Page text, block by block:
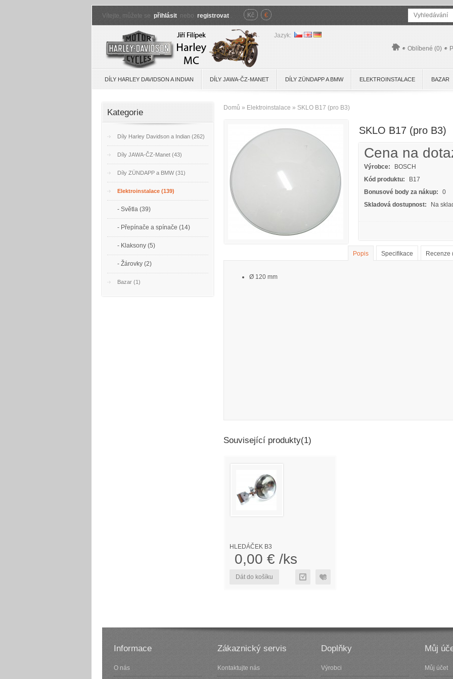
Vítejte, můžete se přihlásit nebo registrovat . Kč €
Jazyk:
Oblíbené (0)
DÍLY HARLEY DAVIDSON A INDIAN DÍLY JAWA-ČZ-MANET DÍLY ZÜNDAPP A BMW ELEKTROINSTALACE BAZAR
Kategorie
Díly Harley Davidson a Indian (262)
Díly JAWA-ČZ-Manet (43)
Díly ZÜNDAPP a BMW (31)
Elektroinstalace (139)
- Světla (39)
- Přepínače a spínače (14)
- Klaksony (5)
- Žárovky (2)
Bazar (1)
Domů » Elektroinstalace » SKLO B17 (pro B3)
SKLO B17 (pro B3)
Cena na
Výrobce:
BOSCH
Kód produktu:
B17
Bonusové body za nákup:
0
Skladová dostupnost:
Na
Popis Specifikace Recenze
Ø 120 mm
Související produkty(1)
HLEDÁČEK B3
0,00 € /ks
Dát do košíku
Informace
O nás
Zákaznický servis
Kontaktujte nás
Doplňky
Výrobci
Můj
Můj účet